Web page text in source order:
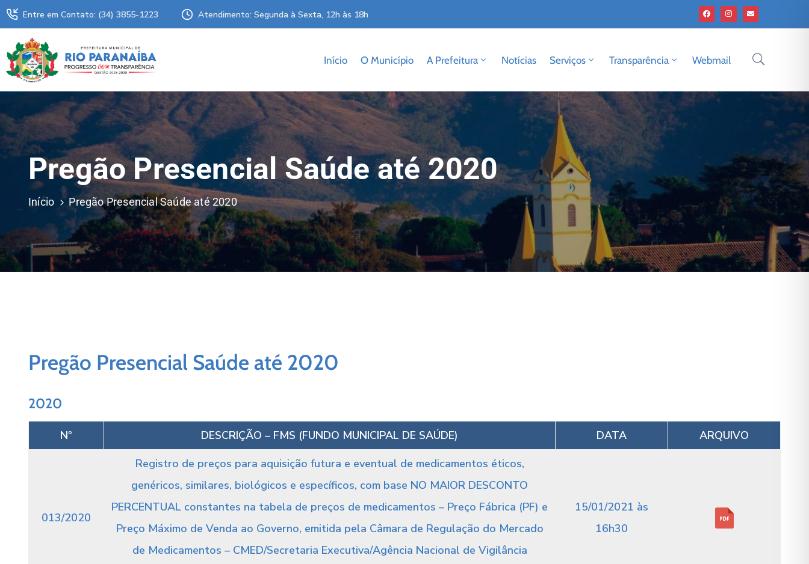
Entre em Contato: (34) 3855-1223 Atendimento: Segunda à Sexta, 12h às 18h
Início O Município A Prefeitura Notícias Serviços Transparência Webmail
Pregão Presencial Saúde até 2020
Início Pregão Presencial Saúde até 2020
Pregão Presencial Saúde até 2020
2020
Nº DESCRIÇÃO – FMS (FUNDO MUNICIPAL DE SAÚDE) DATA ARQUIVO
013/2020
Registro de preços para aquisição futura e eventual de medicamentos éticos,
genéricos, similares, biológicos e específicos, com base NO MAIOR DESCONTO
PERCENTUAL constantes na tabela de preços de medicamentos – Preço Fábrica (PF) e
Preço Máximo de Venda ao Governo, emitida pela Câmara de Regulação do Mercado
de Medicamentos – CMED/Secretaria Executiva/Agência Nacional de Vigilância
15/01/2021 às
16h30